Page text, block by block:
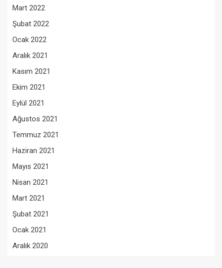
Mart 2022
Şubat 2022
Ocak 2022
Aralık 2021
Kasım 2021
Ekim 2021
Eylül 2021
Ağustos 2021
Temmuz 2021
Haziran 2021
Mayıs 2021
Nisan 2021
Mart 2021
Şubat 2021
Ocak 2021
Aralık 2020